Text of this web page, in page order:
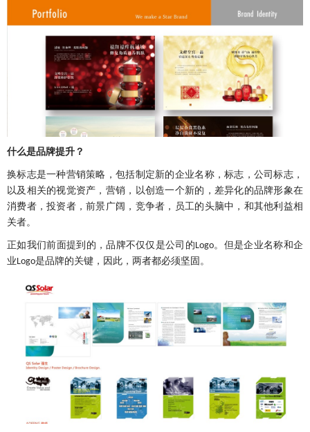
什么是品牌提升？
换标志是一种营销策略，包括制定新的企业名称，标志，公司标志，
以及相关的视觉资产，营销，以创造一个新的，差异化的品牌形象在
消费者，投资者，前景广阔，竞争者，员工的头脑中，和其他利益相
关者。
正如我们前面提到的，品牌不仅仅是公司的Logo。但是企业名称和企
业Logo是品牌的关键，因此，两者都必须坚固。